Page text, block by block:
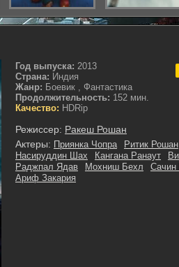
Год выпуска: 2013
Страна: Индия
Жанр: Боевик , Фантастика
Продолжительность: 152 мин.
Качество: HDRip
Режиссер: Ракеш Рошан
Актеры: Приянка Чопра Ритик Рошан
Насируддин Шах
Кангана Ранаут
Раджпал Ядав
Мохниш Бехл
Сачин
Ариф Закария